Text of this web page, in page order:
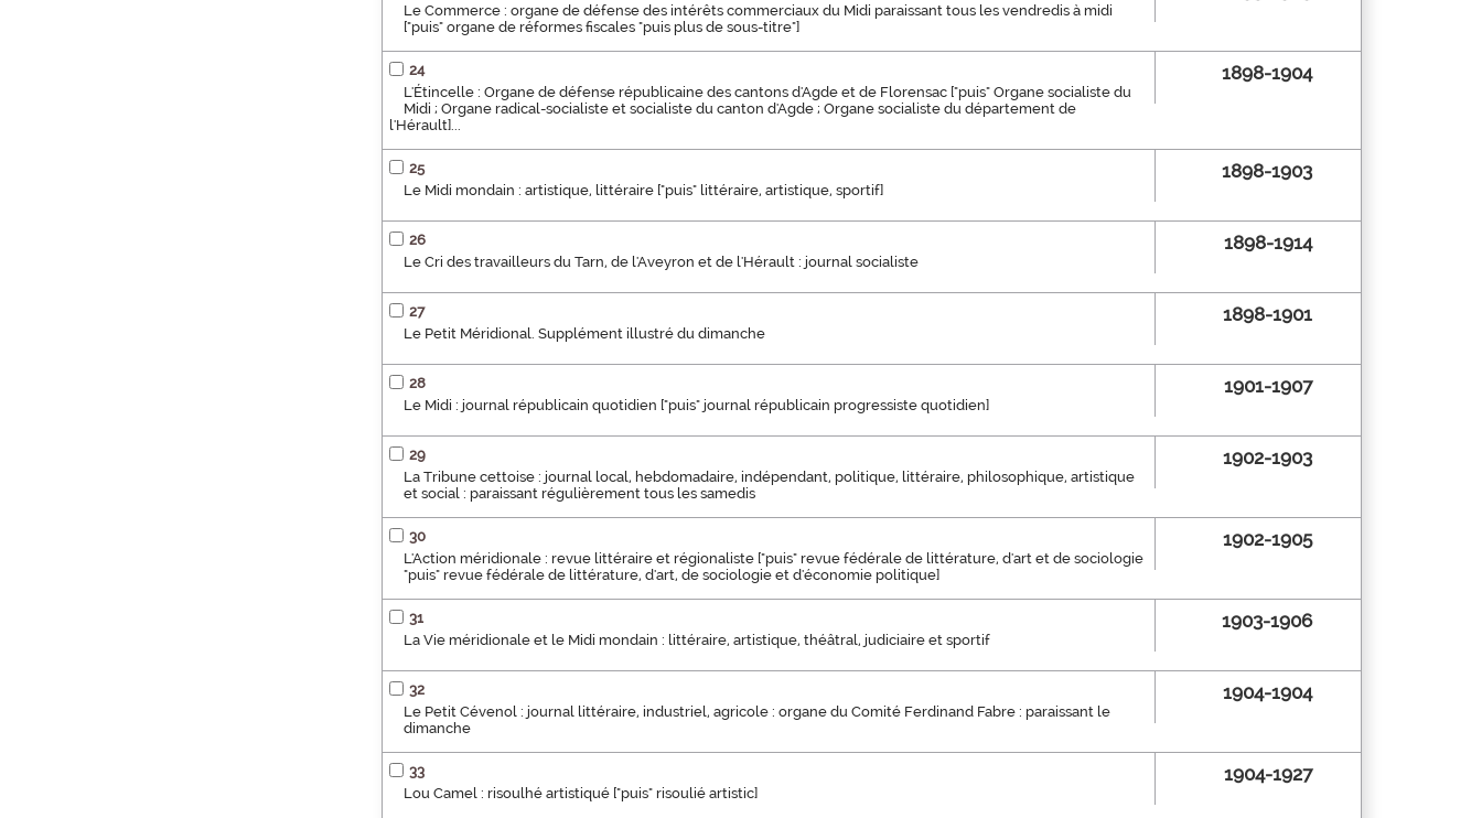
Le Commerce : organe de défense des intérêts commerciaux du Midi paraissant tous les vendredis à midi
["puis" organe de réformes fiscales "puis plus de sous-titre"]
24
L'Étincelle : Organe de défense républicaine des cantons d'Agde et de Florensac ["puis" Organe socialiste du
Midi ; Organe radical-socialiste et socialiste du canton d'Agde ; Organe socialiste du département de
l'Hérault]...
1898-1904
25
Le Midi mondain : artistique, littéraire ["puis" littéraire, artistique, sportif]
1898-1903
26
Le Cri des travailleurs du Tarn, de l'Aveyron et de l'Hérault : journal socialiste
1898-1914
27
Le Petit Méridional. Supplément illustré du dimanche
1898-1901
28
Le Midi : journal républicain quotidien ["puis" journal républicain progressiste quotidien]
1901-1907
29
La Tribune cettoise : journal local, hebdomadaire, indépendant, politique, littéraire, philosophique, artistique
et social : paraissant régulièrement tous les samedis
1902-1903
30
L'Action méridionale : revue littéraire et régionaliste ["puis" revue fédérale de littérature, d'art et de sociologie
"puis" revue fédérale de littérature, d'art, de sociologie et d'économie politique]
1902-1905
31
La Vie méridionale et le Midi mondain : littéraire, artistique, théâtral, judiciaire et sportif
1903-1906
32
Le Petit Cévenol : journal littéraire, industriel, agricole : organe du Comité Ferdinand Fabre : paraissant le
dimanche
1904-1904
33
Lou Camel : risoulhé artistiqué ["puis" risoulié artistic]
1904-1927